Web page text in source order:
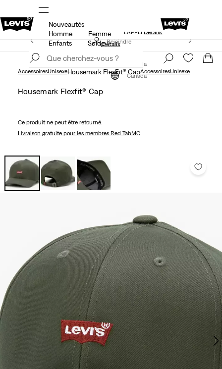
LE MEILLEUR DE LEVI'SMD – MAINTENANT DANS
L’APPLIDétails
Rejoindre
Canada
Nouveautés
Homme
Femme
Enfants
Solde
15 % DE RABAIS SUR VOTRE PREMIÈRE COMMANDE
Détails
maintenant
Canada
AccessoiresUnisexeHousemark FlexFit® CapAccessoiresUnisexe
Housemark Flexfit® Cap
Ce produit ne peut être retourné.
Livraison gratuitepour les membres Red TabMC